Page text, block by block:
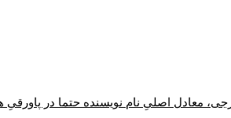
معادل اصلیِ نام نویسنده حتما در